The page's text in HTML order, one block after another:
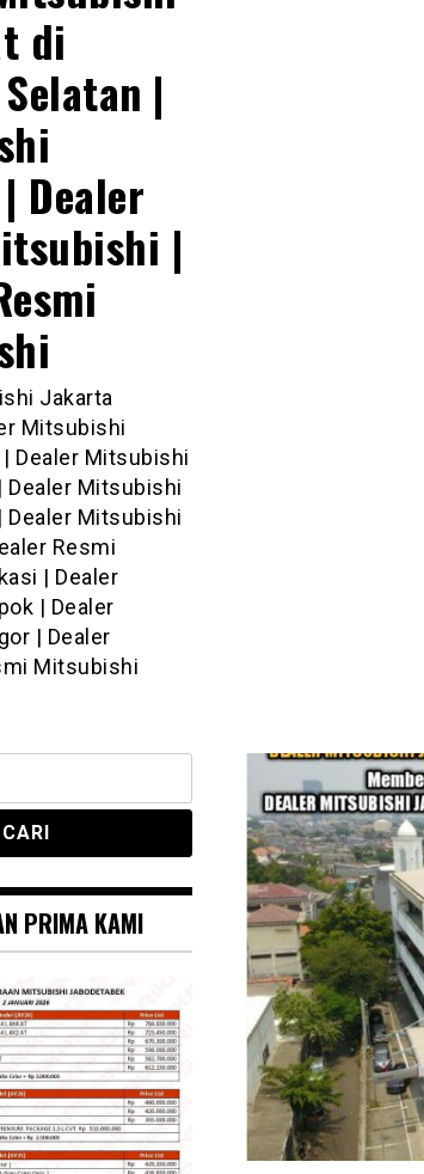
di
|
Dealer
|
Jakarta
Mitsubishi
Dealer Mitsubishi
Dealer Mitsubishi
Dealer Mitsubishi
Resmi
| Dealer
| Dealer
| Dealer
Mitsubishi
PRIMA KAMI